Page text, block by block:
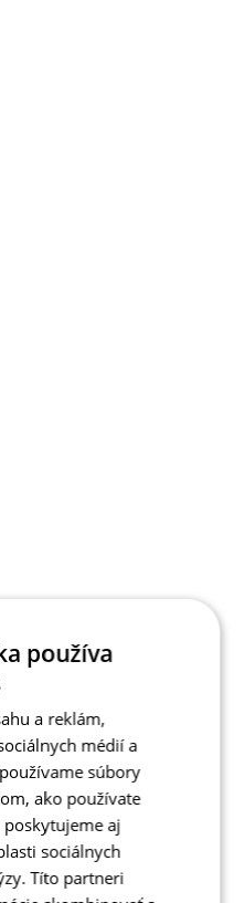
používa
a reklám,
médií a
súbory
ako používate
poskytujeme aj
sociálnych
Títo partneri